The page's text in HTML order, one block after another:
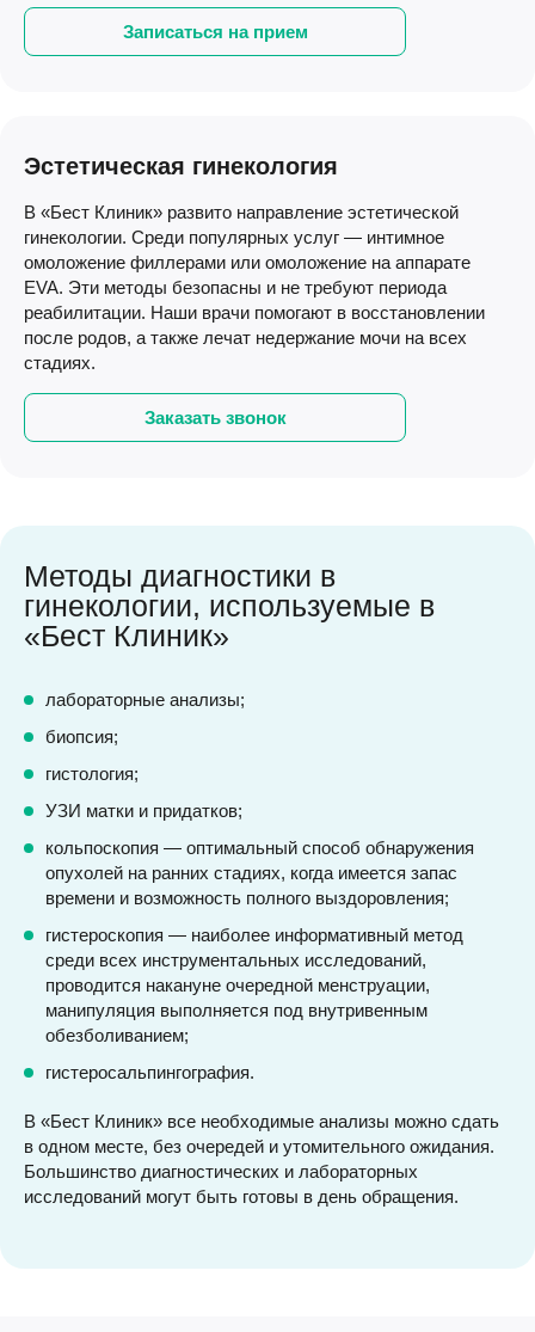
Записаться на прием
Эстетическая гинекология
В «Бест Клиник» развито направление эстетической
гинекологии. Среди популярных услуг — интимное
омоложение филлерами или омоложение на аппарате
EVA. Эти методы безопасны и не требуют периода
реабилитации. Наши врачи помогают в восстановлении
после родов, а также лечат недержание мочи на всех
стадиях.
Заказать звонок
Методы диагностики в
гинекологии, используемые в
«Бест Клиник»
лабораторные анализы;
биопсия;
гистология;
УЗИ матки и придатков;
кольпоскопия — оптимальный способ обнаружения
опухолей на ранних стадиях, когда имеется запас
времени и возможность полного выздоровления;
гистероскопия — наиболее информативный метод
среди всех инструментальных исследований,
проводится накануне очередной менструации,
манипуляция выполняется под внутривенным
обезболиванием;
гистеросальпингография.
В «Бест Клиник» все необходимые анализы можно сдать
в одном месте, без очередей и утомительного ожидания.
Большинство диагностических и лабораторных
исследований могут быть готовы в день обращения.